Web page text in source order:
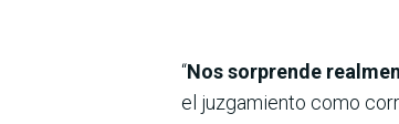
“Nos sorprende
el juzgamiento como